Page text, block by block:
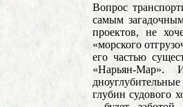
Вопрос
самым
проектов, не
«морского
его частью
«Нарьян-Мар».
глубин судового